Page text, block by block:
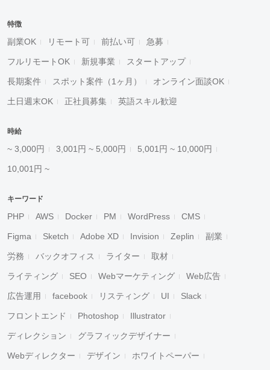
特徴
副業OK リモート可 前払い可 急募
フルリモートOK 新規事業 スタートアップ
長期案件 スポット案件（1ヶ月） オンライン面談OK
土日週末OK 正社員募集 英語スキル歓迎
時給
~ 3,000円 3,001円 ~ 5,000円 5,001円 ~ 10,000円
10,001円 ~
キーワード
PHP AWS Docker PM WordPress CMS
Figma Sketch Adobe XD Invision Zeplin 副業
労務 バックオフィス ライター 取材
ライティング SEO Webマーケティング Web広告
広告運用 facebook リスティング UI Slack
フロントエンド Photoshop Illustrator
ディレクション グラフィックデザイナー
Webディレクター デザイン ホワイトペーパー